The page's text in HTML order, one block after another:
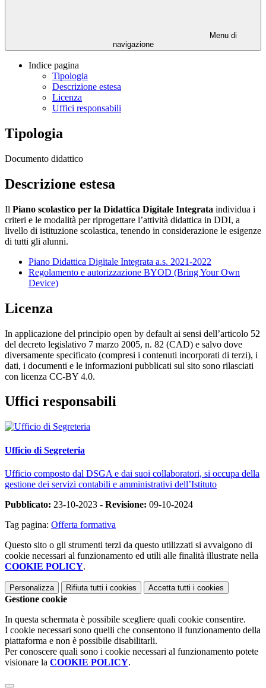
Menu di
navigazione
Indice pagina
Tipologia
Descrizione estesa
Licenza
Uffici responsabili
Tipologia
Documento didattico
Descrizione estesa
Il Piano scolastico per la Didattica Digitale Integrata individua i
criteri e le modalità per riprogettare l’attività didattica in DDI, a
livello di istituzione scolastica, tenendo in considerazione le esigenze
di tutti gli alunni.
Piano Didattica Digitale Integrata a.s. 2021-2022
Regolamento e autorizzazione BYOD (Bring Your Own
Device)
Licenza
In applicazione del principio open by default ai sensi dell’articolo 52
del decreto legislativo 7 marzo 2005, n. 82 (CAD) e salvo dove
diversamente specificato (compresi i contenuti incorporati di terzi), i
dati, i documenti e le informazioni pubblicati sul sito sono rilasciati
con licenza CC-BY 4.0.
Uffici responsabili
Ufficio di Segreteria
Ufficio composto dal DSGA e dai suoi collaboratori, si occupa della
gestione dei servizi contabili e amministrativi dell’Istituto
Pubblicato: 23-10-2023 - Revisione: 09-10-2024
Tag pagina: Offerta formativa
Questo sito o gli strumenti terzi da questo utilizzati si avvalgono di
cookie necessari al funzionamento ed utili alle finalità illustrate nella
COOKIE POLICY.
Personalizza Rifiuta tutti i cookies Accetta tutti i cookies
Gestione cookie
In questa schermata è possibile scegliere quali cookie consentire.
I cookie necessari sono quelli che consentono il funzionamento della
piattaforma e non è possibile disabilitarli.
Per conoscere quali sono i cookie necessari al funzionamento potete
visionare la COOKIE POLICY.